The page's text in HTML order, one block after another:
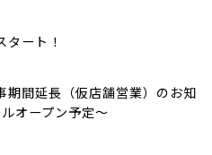
タート！
期間延長（仮店舗営業）のお知
オープン予定～